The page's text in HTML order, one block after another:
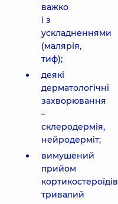
важко
і з
ускладненнями
(малярія,
тиф);
деякі
дерматологічні
захворювання
–
склеродермія,
нейродерміт;
вимушений
прийом
кортикостероїдів
тривалий